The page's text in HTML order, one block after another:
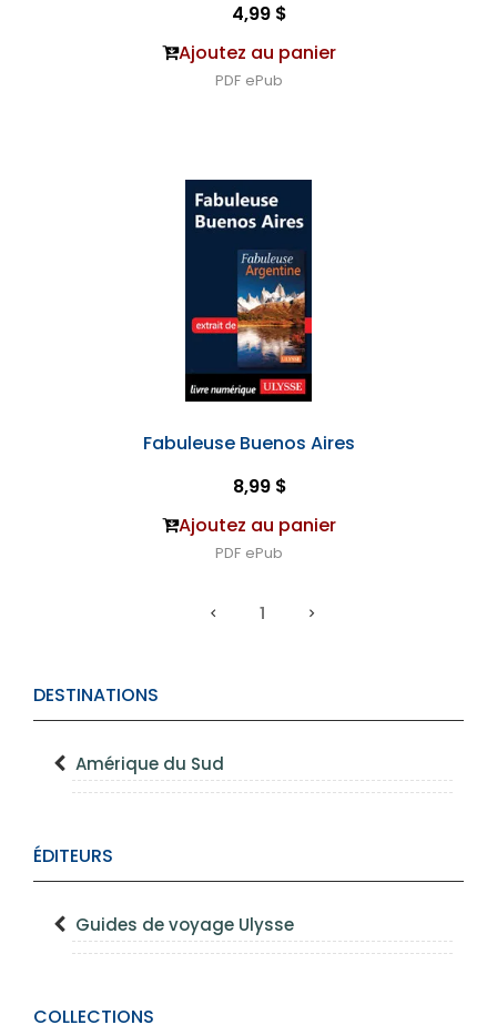
DESTINATIONS
Amérique du Sud
ÉDITEURS
Guides de voyage Ulysse
COLLECTIONS
4,99 $
Ajoutez au panier
PDF ePub
Fabuleuse Buenos Aires
8,99 $
Ajoutez au panier
PDF ePub
1